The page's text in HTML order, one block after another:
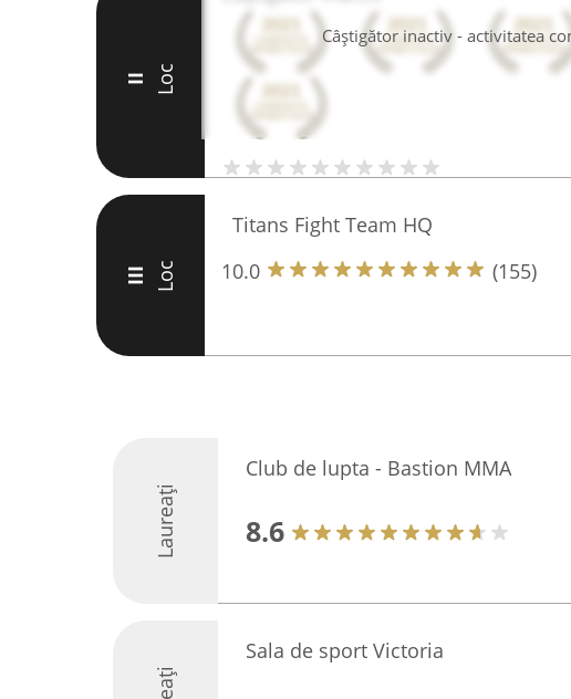
Câștigător inactiv - activitatea
II Loc
III Loc
Titans Fight Team HQ
10.0
(155)
Laureați
Club de lupta - Bastion MMA
8.6
Sala de sport Victoria